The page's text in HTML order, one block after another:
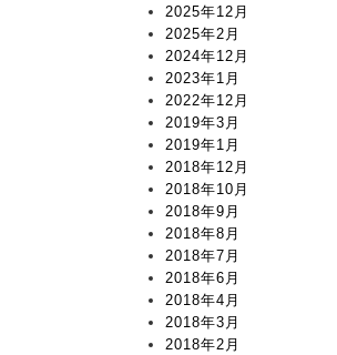
2025年12月
2025年2月
2024年12月
2023年1月
2022年12月
2019年3月
2019年1月
2018年12月
2018年10月
2018年9月
2018年8月
2018年7月
2018年6月
2018年4月
2018年3月
2018年2月